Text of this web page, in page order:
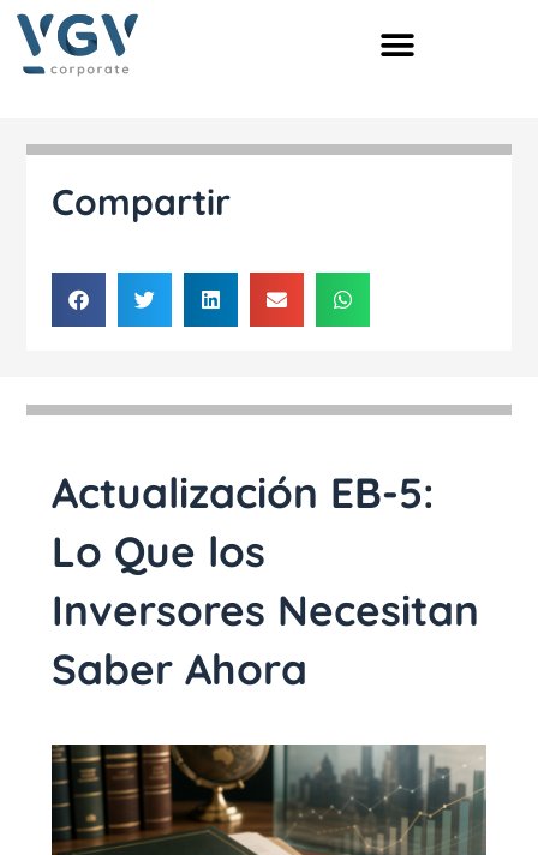
contenido
Compartir
Actualización EB-5:
Lo Que los
Inversores Necesitan
Saber Ahora